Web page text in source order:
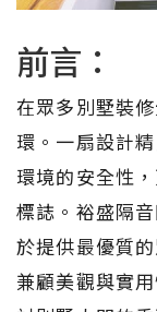
前言：
在眾多別墅裝
環。一扇設計
環境的安全性
標誌。裕盛隔
於提供最優質
兼顧美觀與實